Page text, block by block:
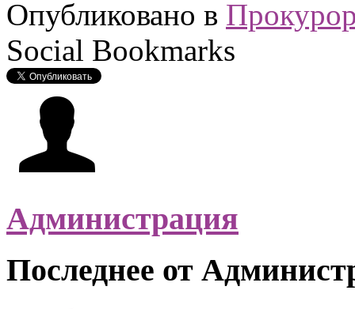
Опубликовано в
Social Bookmarks
Администрация
Последнее от